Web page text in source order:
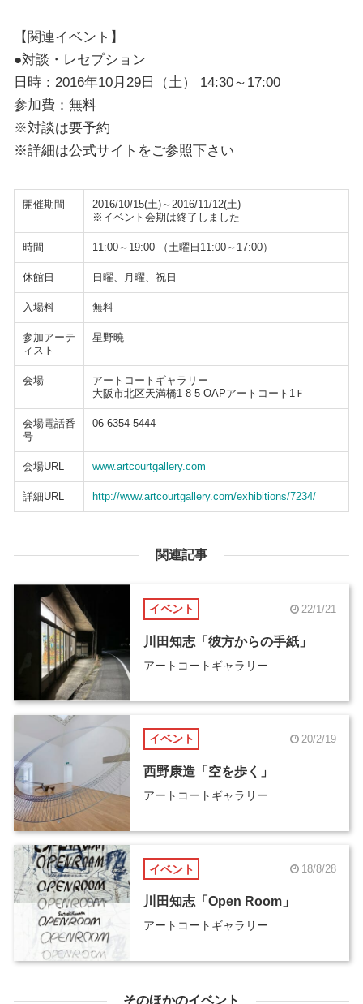
【関連イベント】
●対談・レセプション
日時：2016年10月29日（土） 14:30～17:00
参加費：無料
※対談は要予約
※詳細は公式サイトをご参照下さい
開催期間
2016/10/15(土)～2016/11/12(土)
※イベント会期は終了しました
時間 11:00～19:00 （土曜日11:00～17:00）
休館日 日曜、月曜、祝日
入場料 無料
参加アーテ
ィスト
星野曉
会場
アートコートギャラリー
大阪市北区天満橋1-8-5 OAPアートコート1Ｆ
会場電話番
号
06-6354-5444
会場URL www.artcourtgallery.com
詳細URL http://www.artcourtgallery.com/exhibitions/7234/
関連記事
イベント 22/1/21
川田知志「彼方からの手紙」
アートコートギャラリー
イベント 20/2/19
西野康造「空を歩く」
アートコートギャラリー
イベント 18/8/28
川田知志「Open Room」
アートコートギャラリー
そのほかのイベント